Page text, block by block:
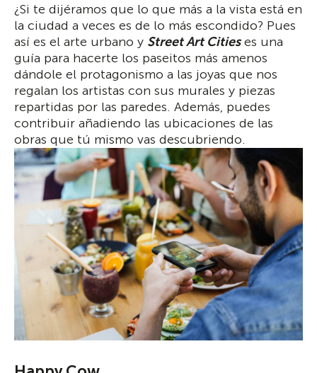
¿Si te dijéramos que lo que más a la vista está en
la ciudad a veces es de lo más escondido? Pues
así es el arte urbano y Street Art Citieses una
guía para hacerte los paseitos más amenos
dándole el protagonismo a las joyas que nos
regalan los artistas con sus murales y piezas
repartidas por las paredes. Además, puedes
contribuir añadiendo las ubicaciones de las
obras que tú mismo vas descubriendo.